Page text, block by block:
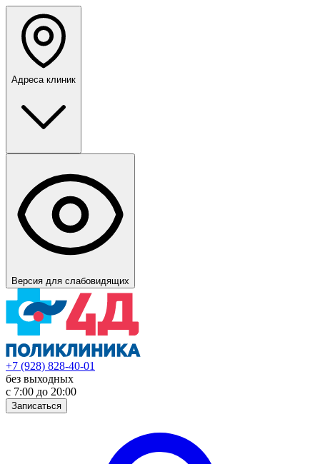
Адреса клиник
Версия для слабовидящих
+7 (928) 828-40-01
без выходных
с 7:00 до 20:00
Записаться